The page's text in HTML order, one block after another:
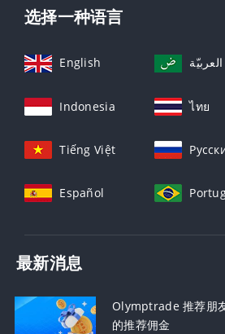
选择一种语言
English العربيّة
Indonesia ไทย
Tiếng Việt
Español
最新消息
Olymptrade 推荐朋
的推荐佣金